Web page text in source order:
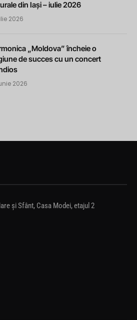
din Iași – iulie 2026
2026
„Moldova” încheie o
de succes cu un concert
2026
și Sfânt, Casa Modei, etajul 2